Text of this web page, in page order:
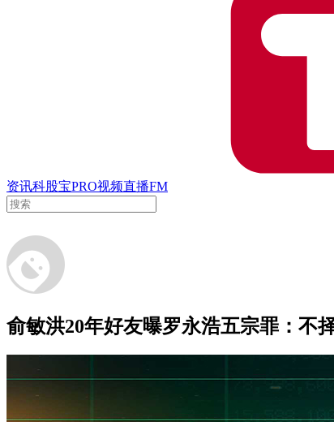
资讯科股宝PRO视频直播FM
俞敏洪20年好友曝罗永浩五宗罪：不